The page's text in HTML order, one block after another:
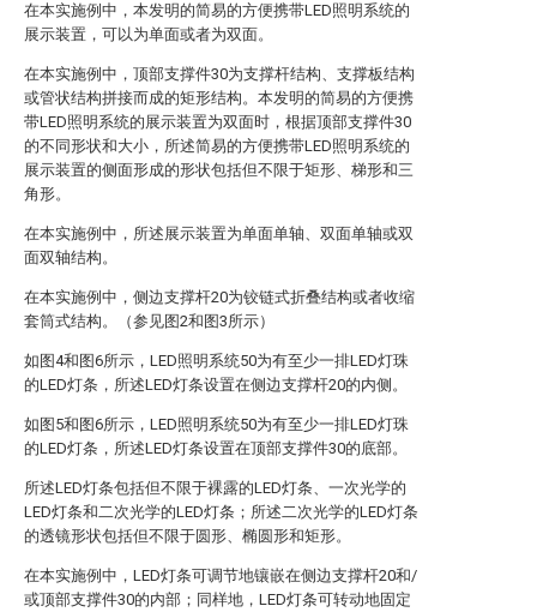
在本实施例中，本发明的简易的方便携带LED照明系统的
展示装置，可以为单面或者为双面。
在本实施例中，顶部支撑件30为支撑杆结构、支撑板结构
或管状结构拼接而成的矩形结构。本发明的简易的方便携
带LED照明系统的展示装置为双面时，根据顶部支撑件30
的不同形状和大小，所述简易的方便携带LED照明系统的
展示装置的侧面形成的形状包括但不限于矩形、梯形和三
角形。
在本实施例中，所述展示装置为单面单轴、双面单轴或双
面双轴结构。
在本实施例中，侧边支撑杆20为铰链式折叠结构或者收缩
套筒式结构。（参见图2和图3所示）
如图4和图6所示，LED照明系统50为有至少一排LED灯珠
的LED灯条，所述LED灯条设置在侧边支撑杆20的内侧。
如图5和图6所示，LED照明系统50为有至少一排LED灯珠
的LED灯条，所述LED灯条设置在顶部支撑件30的底部。
所述LED灯条包括但不限于裸露的LED灯条、一次光学的
LED灯条和二次光学的LED灯条；所述二次光学的LED灯条
的透镜形状包括但不限于圆形、椭圆形和矩形。
在本实施例中，LED灯条可调节地镶嵌在侧边支撑杆20和/
或顶部支撑件30的内部；同样地，LED灯条可转动地固定